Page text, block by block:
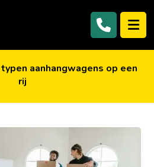
aanhangwagens op een
rij